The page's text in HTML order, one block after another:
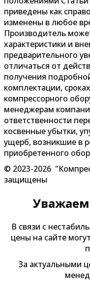
приведены как
изменены в любое
Производитель
характеристики и
предварительного
отличаться от
получения
комплектации,
компрессорного
менеджерам
ответственности
косвенные убытки,
ущерб, возникшие в
приобретенного
© 2023-2026
защищены
В связи с
цены на сайте
За актуальными